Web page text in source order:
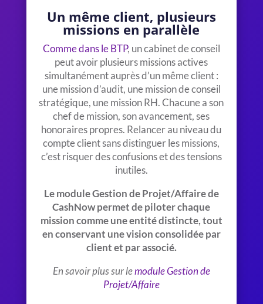
Un même client, plusieurs
missions en parallèle
Comme dans le BTP, un cabinet de conseil
peut avoir plusieurs missions actives
simultanément auprès d’un même client :
une mission d’audit, une mission de conseil
stratégique, une mission RH. Chacune a son
chef de mission, son avancement, ses
honoraires propres. Relancer au niveau du
compte client sans distinguer les missions,
c’est risquer des confusions et des tensions
inutiles.
Le module Gestion de Projet/Affaire de
CashNow permet de piloter chaque
mission comme une entité distincte, tout
en conservant une vision consolidée par
client et par associé.
En savoir plus sur lemodule Gestion de
Projet/Affaire